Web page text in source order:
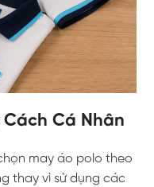
Cách Cá Nhân
may áo polo theo
thay vì sử dụng các